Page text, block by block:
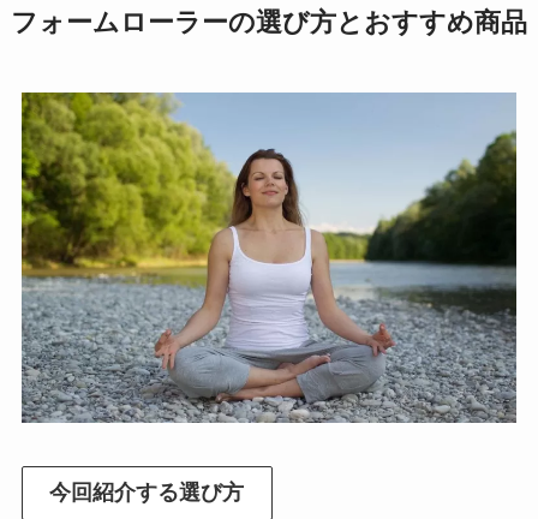
フォームローラーの選び方とおすすめ商品
今回紹介する選び方